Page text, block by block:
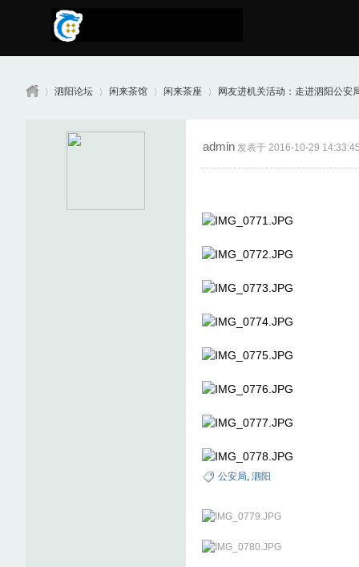
泗阳论坛 闲来茶馆 闲来茶座 网友进机关活动：走进泗阳公安
admin 发表于 2016-10-29
公安局, 泗阳